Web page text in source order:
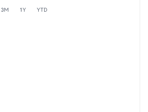
3M 1Y YTD